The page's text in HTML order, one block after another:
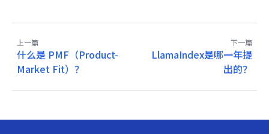
上一篇
什么是 PMF（Product-
Market Fit）？
下一篇
LlamaIndex是哪一年提
出的？